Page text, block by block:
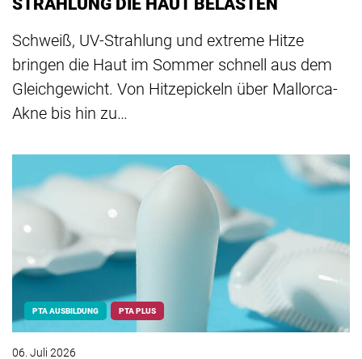
Schweiß, UV-Strahlung und extreme Hitze
bringen die Haut im Sommer schnell aus dem
Gleichgewicht. Von Hitzepickeln über Mallorca-
Akne bis hin zu…
PTA AUSBILDUNG PTA PLUS
06. Juli 2026